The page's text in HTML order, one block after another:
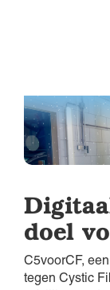
doel
C5voorCF,
tegen Cystic